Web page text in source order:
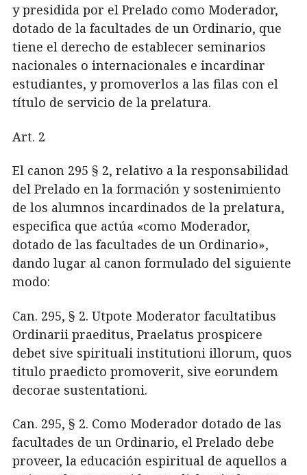
y presidida por el Prelado como Moderador,
dotado de la facultades de un Ordinario, que
tiene el derecho de establecer seminarios
nacionales o internacionales e incardinar
estudiantes, y promoverlos a las filas con el
título de servicio de la prelatura.
Art. 2
El canon 295 § 2, relativo a la responsabilidad
del Prelado en la formación y sostenimiento
de los alumnos incardinados de la prelatura,
especifica que actúa «como Moderador,
dotado de las facultades de un Ordinario»,
dando lugar al canon formulado del siguiente
modo:
Can. 295, § 2. Utpote Moderator facultatibus
Ordinarii praeditus, Praelatus prospicere
debet sive spirituali institutioni illorum, quos
titulo praedicto promoverit, sive eorundem
decorae sustentationi.
Can. 295, § 2. Como Moderador dotado de las
facultades de un Ordinario, el Prelado debe
proveer, la educación espiritual de aquellos a